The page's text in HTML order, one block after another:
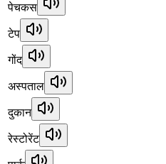
पेचकस
टेप
गोंद
अस्पताल
दुकान
रेस्टोरेंट